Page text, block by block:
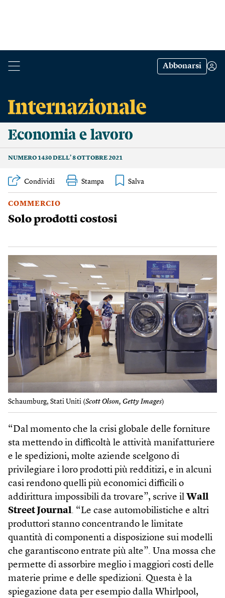
Abbonarsi
Economia e lavoro
NUMERO 1430 DELL’ 8 OTTOBRE 2021
Condividi Stampa
COMMERCIO
Solo prodotti costosi
Schaumburg, Stati Uniti (Scott Olson, Getty Images)
“Dal momento che la crisi globale delle forniture
sta mettendo in difficoltà le attività manifatturiere
e le spedizioni, molte aziende scelgono di
privilegiare i loro prodotti più redditizi, e in alcuni
casi rendono quelli più economici difficili o
addirittura impossibili da trovare”, scrive il Wall
Street Journal. “Le case automobilistiche e altri
produttori stanno concentrando le limitate
quantità di componenti a disposizione sui modelli
che garantiscono entrate più alte”. Una mossa che
permette di assorbire meglio i maggiori costi delle
materie prime e delle spedizioni. Questa è la
spiegazione data per esempio dalla Whirlpool,